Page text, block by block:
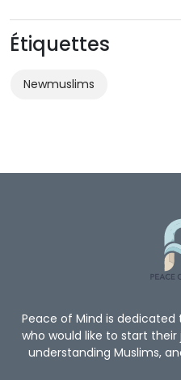
Étiquettes
Newmuslims
Peace of Mind is
who would like to start
understanding Muslims,